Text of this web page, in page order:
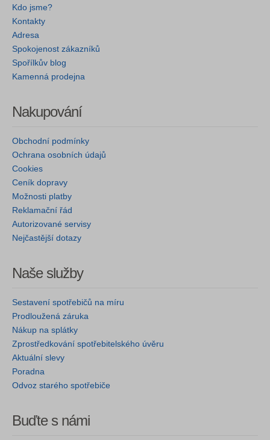
Kdo jsme?
Kontakty
Adresa
Spokojenost zákazníků
Spořílkův blog
Kamenná prodejna
Nakupování
Obchodní podmínky
Ochrana osobních údajů
Cookies
Ceník dopravy
Možnosti platby
Reklamační řád
Autorizované servisy
Nejčastější dotazy
Naše služby
Sestavení spotřebičů na míru
Prodloužená záruka
Nákup na splátky
Zprostředkování spotřebitelského úvěru
Aktuální slevy
Poradna
Odvoz starého spotřebiče
Buďte s námi